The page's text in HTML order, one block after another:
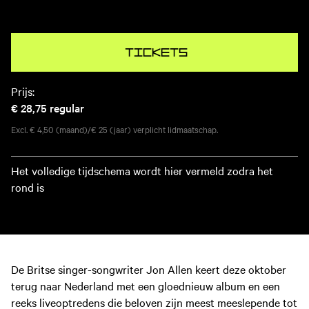
Tickets
Prijs:
€ 28,75 regular
Excl. € 4,50 (maand)/€ 25 (jaar) verplicht lidmaatschap.
Het volledige tijdschema wordt hier vermeld zodra het
rond is
De Britse singer-songwriter Jon Allen keert deze oktober
terug naar Nederland met een gloednieuw album en een
reeks liveoptredens die beloven zijn meest meeslepende tot